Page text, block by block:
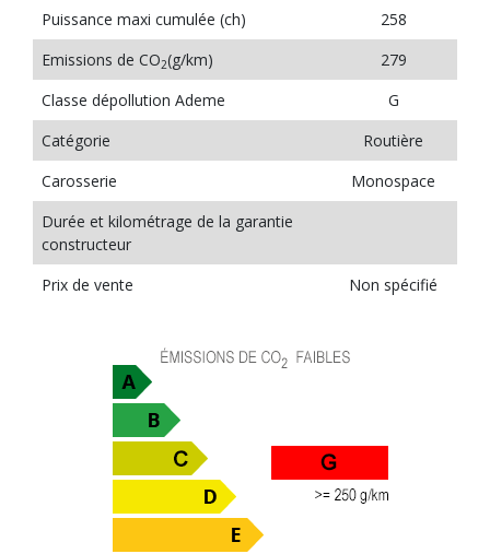
Puissance maxi cumulée (ch)
258
Emissions de CO2(g/km)
279
Classe dépollution Ademe
G
Catégorie
Routière
Carosserie
Monospace
Durée et kilométrage de la garantie
constructeur
Prix de vente
Non spécifié